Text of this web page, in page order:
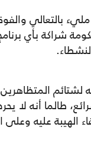
بالتعالي
شراكة بأي
لشتائم
طالما أنه لا
الهيبة عليه